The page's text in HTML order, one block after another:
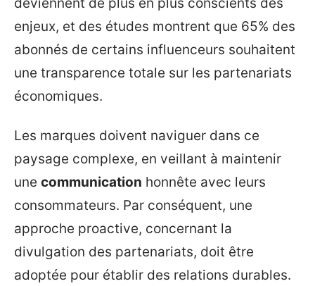
enjeux, et des études montrent que 65% des
abonnés de certains influenceurs souhaitent
une transparence totale sur les partenariats
économiques.
Les marques doivent naviguer dans ce
paysage complexe, en veillant à maintenir
une communication honnête avec leurs
consommateurs. Par conséquent, une
approche proactive, concernant la
divulgation des partenariats, doit être
adoptée pour établir des relations durables.